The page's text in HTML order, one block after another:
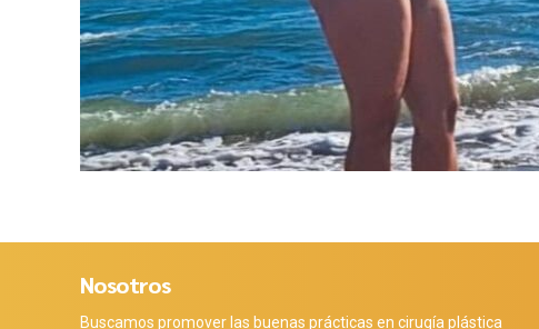
Nosotros
Buscamos promover las buenas prácticas en cirugía plástica